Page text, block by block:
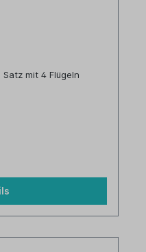
Satz mit 4 Flügeln